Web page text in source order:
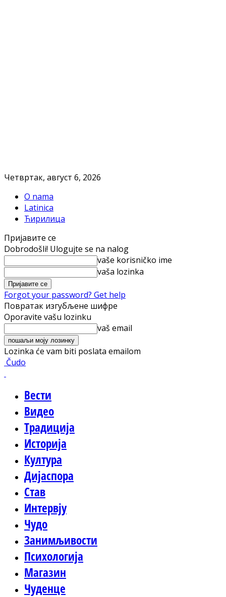
Четвртак, август 6, 2026
O nama
Latinica
Ћирилица
Пријавите се
Dobrodošli! Ulogujte se na nalog
vaše korisničko ime
vaša lozinka
Forgot your password? Get help
Повратак изгубљене шифре
Oporavite vašu lozinku
vaš email
Lozinka će vam biti poslata emailom
Čudo
Вести
Видео
Традиција
Историја
Култура
Дијаспора
Став
Интервју
Чудо
Занимљивости
Психологија
Магазин
Чуденце